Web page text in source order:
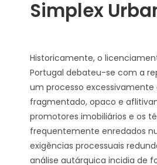
Simplex
Historicamente, o
Portugal debateu-se com a
um processo excessivamente
fragmentado, opaco e
promotores imobiliários e os
frequentemente enredados
exigências processuais
análise autárquica incidia de